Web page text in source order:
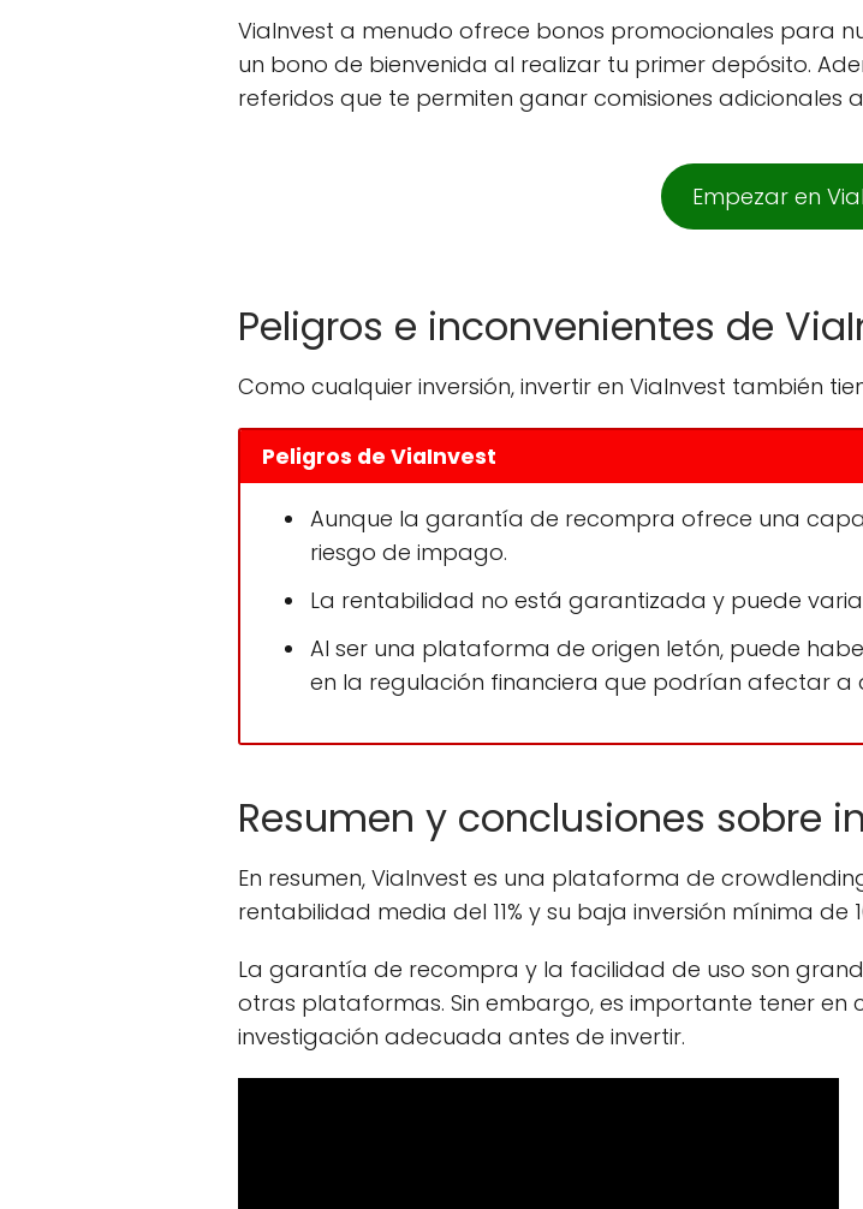
ViaInvest a menudo ofrece bonos promocionales para
un bono de bienvenida al realizar tu primer depósito.
referidos que te permiten ganar comisiones adicionales
Empezar en
Peligros e inconvenientes de
Como cualquier inversión, invertir en ViaInvest también
Peligros de ViaInvest
Aunque la garantía de recompra ofrece una
riesgo de impago.
La rentabilidad no está garantizada y puede
Al ser una plataforma de origen letón, puede
en la regulación financiera que podrían afectar a
Resumen y conclusiones sobre
En resumen, ViaInvest es una plataforma de
rentabilidad media del 11% y su baja inversión mínima de
La garantía de recompra y la facilidad de uso son
otras plataformas. Sin embargo, es importante tener en
investigación adecuada antes de invertir.